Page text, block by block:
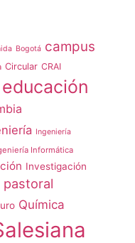
Bogotá campus
Circular CRAI
educación
Ingeniería
Informática
Investigación
pastoral
Química